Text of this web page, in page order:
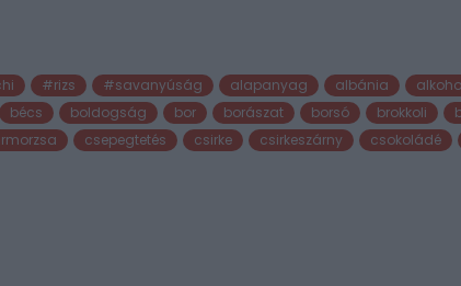
#rizs #savanyúság alapanyag albánia
bécs boldogság bor borászat borsó brokkoli
csepegtetés csirke csirkeszárny csokoládé